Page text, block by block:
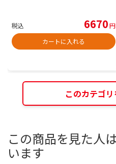
税込 6670円
カートに入れる
このカテゴ
この商品を見た人
います